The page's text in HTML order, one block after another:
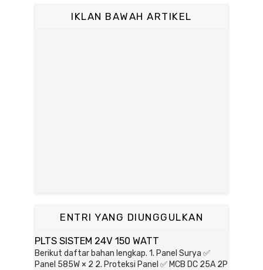
IKLAN BAWAH ARTIKEL
ENTRI YANG DIUNGGULKAN
PLTS SISTEM 24V 150 WATT
Berikut daftar bahan lengkap. 1. Panel Surya ✅
Panel 585W × 2 2. Proteksi Panel ✅ MCB DC 25A 2P